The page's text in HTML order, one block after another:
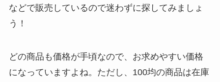
などで販売しているので迷わずに探してみましょ
う！
どの商品も価格が手頃なので、お求めやすい価格
になっていますよね。ただし、100均の商品は在庫